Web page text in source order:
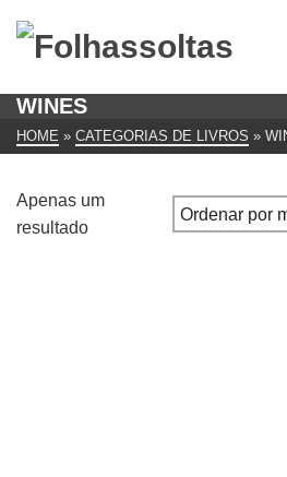
WINES
HOME » CATEGORIAS DE LIVROS »
Apenas um
resultado